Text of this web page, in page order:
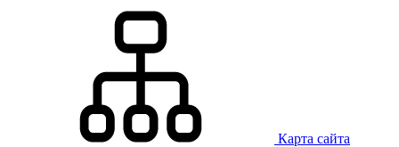
Карта сайта